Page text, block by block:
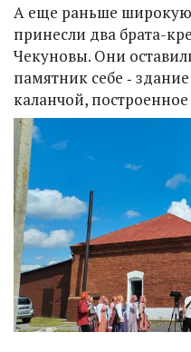
А еще раньше
принесли два брата-
Чекуновы. Они
памятник себе ‑
каланчой, построенное